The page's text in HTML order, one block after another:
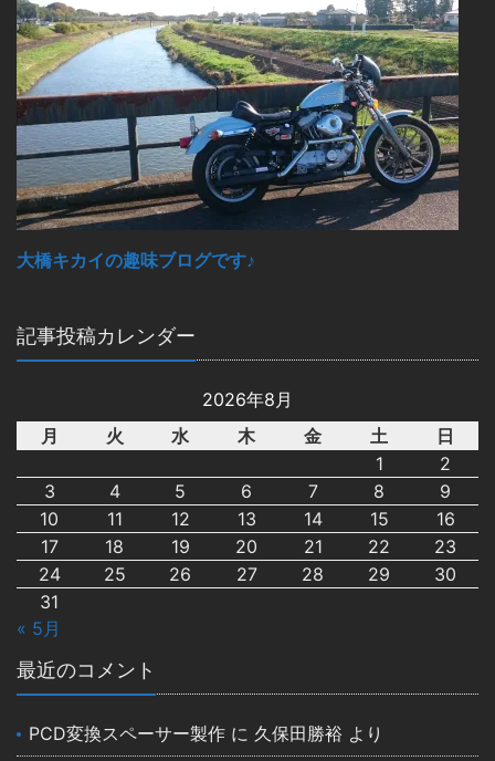
大橋キカイの趣味ブログです♪
記事投稿カレンダー
2026年8月
月
火 水 木 金 土
日
1
2
3
4 5 6 7 8
9
10
11 12 13 14 15
16
17
18 19 20 21 22
23
24
25 26 27 28 29
30
31
« 5月
最近のコメント
PCD変換スペーサー製作 に 久保田勝裕 より